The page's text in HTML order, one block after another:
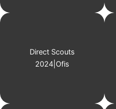
Direct Scouts
2024 Ofis